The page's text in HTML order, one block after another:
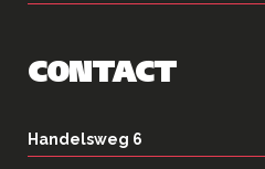
CONTACT
Handelsweg 6